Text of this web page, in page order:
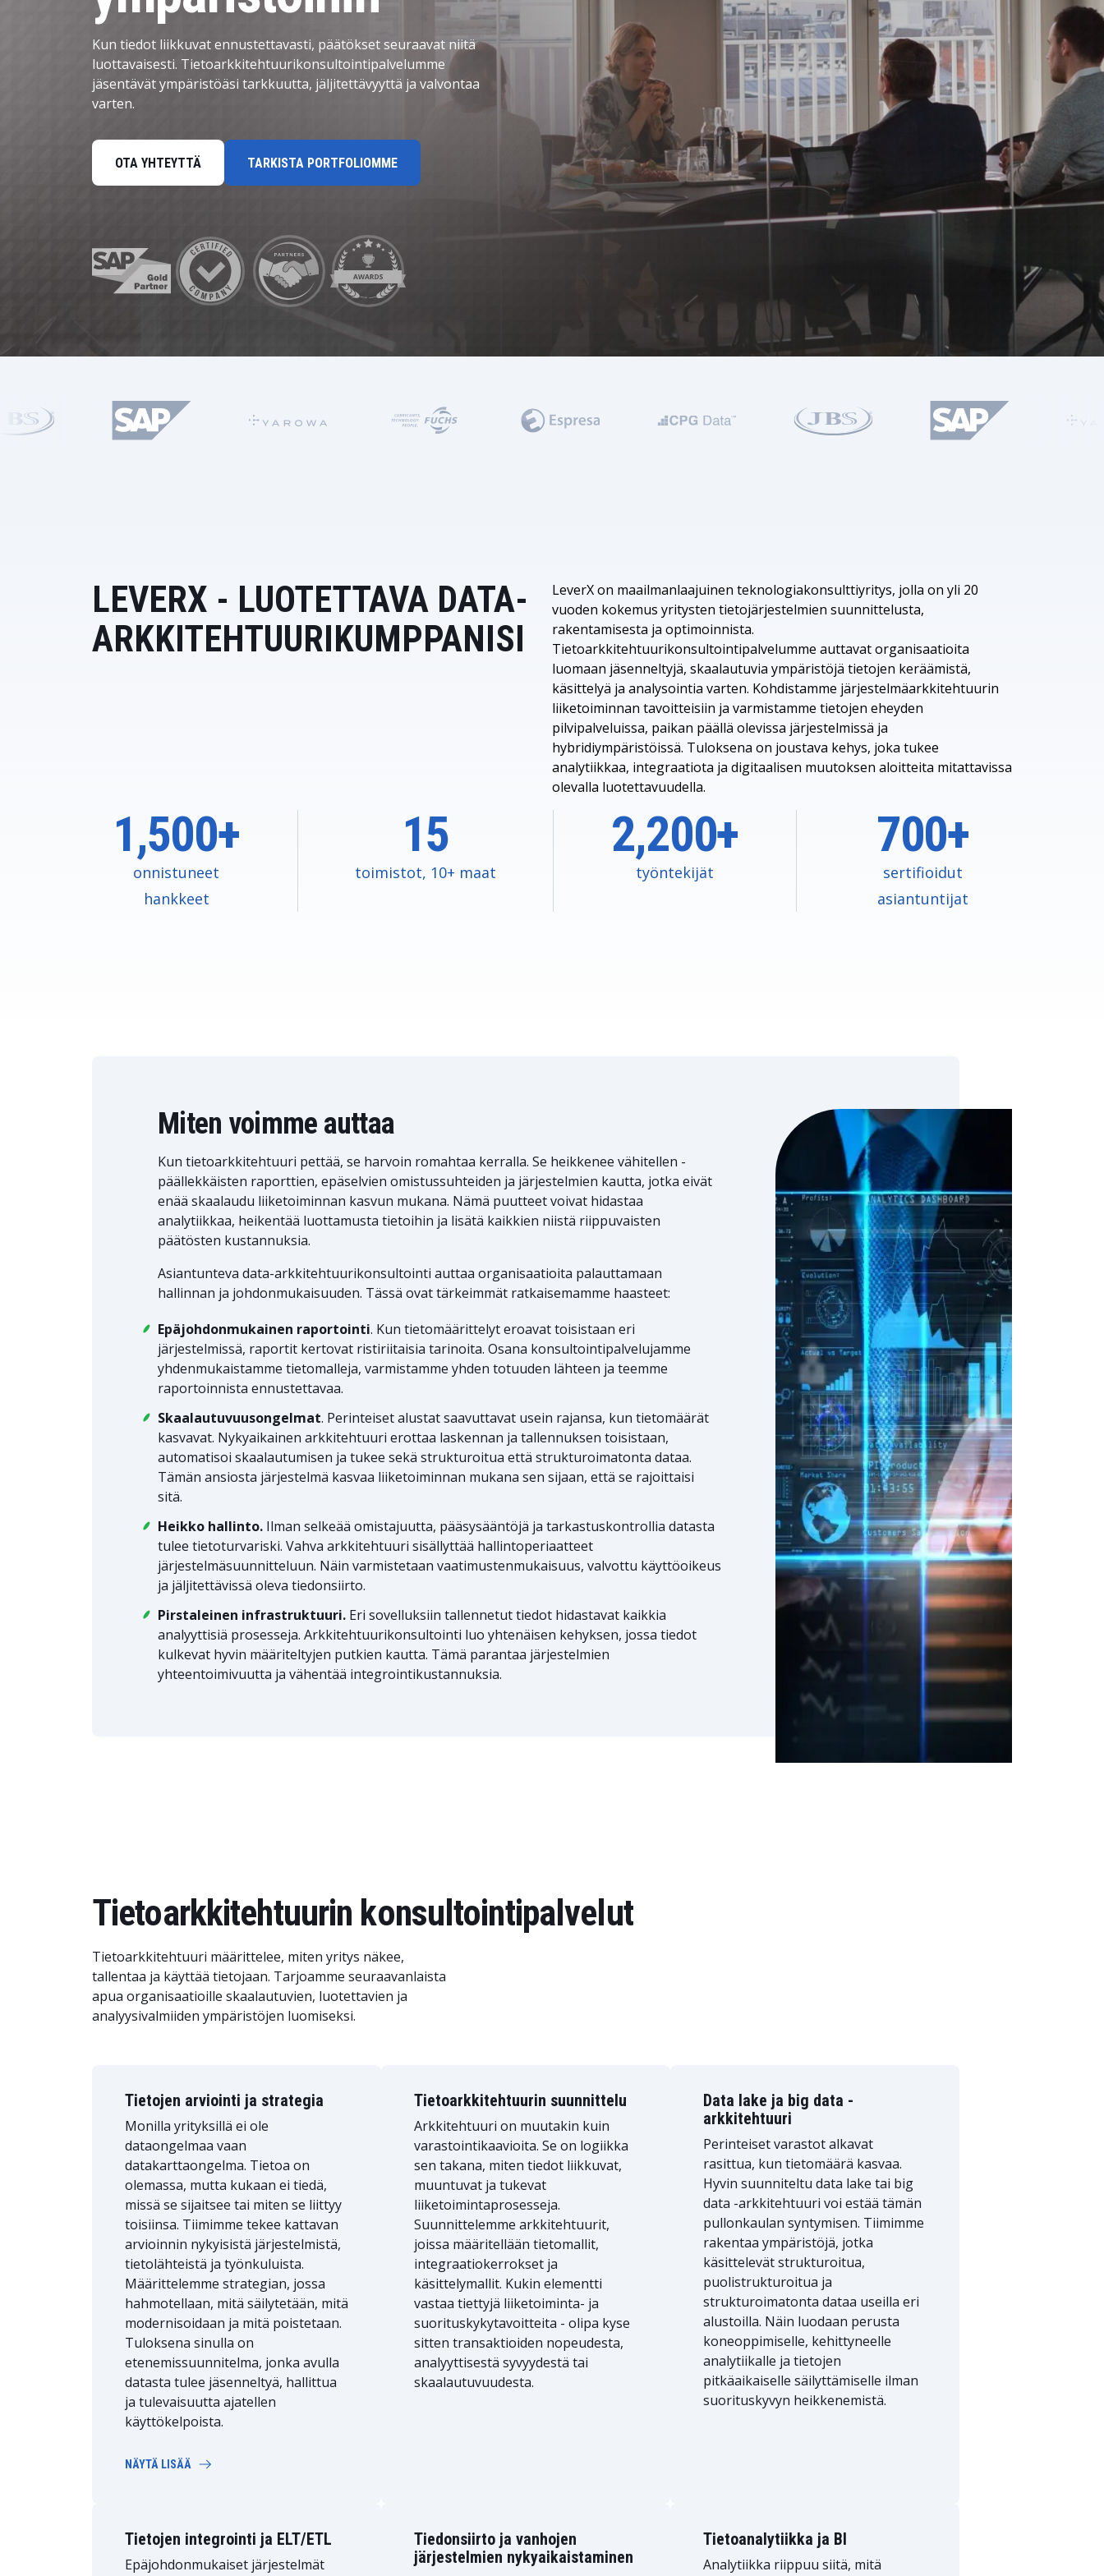
SAP AI Services
SAP AI Core & AI Launchpad
Henkilöstöhallinto
Data ja analytiikka
Kestävän kehityksen ratkaisut
Turvallisuus ja identiteetinhallinta
Kun tiedot liikkuvat ennustettavasti, päätökset seuraavat niitä
luottavaisesti. Tietoarkkitehtuurikonsultointipalvelumme
jäsentävät ympäristöäsi tarkkuutta, jäljitettävyyttä ja valvontaa
varten.
OTA YHTEYTTÄ TARKISTA PORTFOLIOMME
LEVERX - LUOTETTAVA DATA-
ARKKITEHTUURIKUMPPANISI
LeverX on maailmanlaajuinen teknologiakonsulttiyritys, jolla on yli 20
vuoden kokemus yritysten tietojärjestelmien suunnittelusta,
rakentamisesta ja optimoinnista.
Tietoarkkitehtuurikonsultointipalvelumme auttavat organisaatioita
luomaan jäsenneltyjä, skaalautuvia ympäristöjä tietojen keräämistä,
käsittelyä ja analysointia varten. Kohdistamme järjestelmäarkkitehtuurin
liiketoiminnan tavoitteisiin ja varmistamme tietojen eheyden
pilvipalveluissa, paikan päällä olevissa järjestelmissä ja
hybridiympäristöissä. Tuloksena on joustava kehys, joka tukee
analytiikkaa, integraatiota ja digitaalisen muutoksen aloitteita mitattavissa
olevalla luotettavuudella.
1,500+
onnistuneet
hankkeet
15
toimistot, 10+ maat
2,200+
työntekijät
700+
sertifioidut
asiantuntijat
Miten voimme auttaa
Kun tietoarkkitehtuuri pettää, se harvoin romahtaa kerralla. Se heikkenee vähitellen -
päällekkäisten raporttien, epäselvien omistussuhteiden ja järjestelmien kautta, jotka eivät
enää skaalaudu liiketoiminnan kasvun mukana. Nämä puutteet voivat hidastaa
analytiikkaa, heikentää luottamusta tietoihin ja lisätä kaikkien niistä riippuvaisten
päätösten kustannuksia.
Asiantunteva data-arkkitehtuurikonsultointi auttaa organisaatioita palauttamaan
hallinnan ja johdonmukaisuuden. Tässä ovat tärkeimmät ratkaisemamme haasteet:
Epäjohdonmukainen raportointi. Kun tietomäärittelyt eroavat toisistaan eri
järjestelmissä, raportit kertovat ristiriitaisia tarinoita. Osana konsultointipalvelujamme
yhdenmukaistamme tietomalleja, varmistamme yhden totuuden lähteen ja teemme
raportoinnista ennustettavaa.
Skaalautuvuusongelmat. Perinteiset alustat saavuttavat usein rajansa, kun tietomäärät
kasvavat. Nykyaikainen arkkitehtuuri erottaa laskennan ja tallennuksen toisistaan,
automatisoi skaalautumisen ja tukee sekä strukturoitua että strukturoimatonta dataa.
Tämän ansiosta järjestelmä kasvaa liiketoiminnan mukana sen sijaan, että se rajoittaisi
sitä.
Heikko hallinto. Ilman selkeää omistajuutta, pääsysääntöjä ja tarkastuskontrollia datasta
tulee tietoturvariski. Vahva arkkitehtuuri sisällyttää hallintoperiaatteet
järjestelmäsuunnitteluun. Näin varmistetaan vaatimustenmukaisuus, valvottu käyttöoikeus
ja jäljitettävissä oleva tiedonsiirto.
Pirstaleinen infrastruktuuri. Eri sovelluksiin tallennetut tiedot hidastavat kaikkia
analyyttisiä prosesseja. Arkkitehtuurikonsultointi luo yhtenäisen kehyksen, jossa tiedot
kulkevat hyvin määriteltyjen putkien kautta. Tämä parantaa järjestelmien
yhteentoimivuutta ja vähentää integrointikustannuksia.
Tietoarkkitehtuurin konsultointipalvelut
Tietoarkkitehtuuri määrittelee, miten yritys näkee,
tallentaa ja käyttää tietojaan. Tarjoamme seuraavanlaista
apua organisaatioille skaalautuvien, luotettavien ja
analyysivalmiiden ympäristöjen luomiseksi.
Tietojen arviointi ja strategia
Monilla yrityksillä ei ole
dataongelmaa vaan
datakarttaongelma. Tietoa on
olemassa, mutta kukaan ei tiedä,
missä se sijaitsee tai miten se liittyy
toisiinsa. Tiimimme tekee kattavan
arvioinnin nykyisistä järjestelmistä,
tietolähteistä ja työnkuluista.
Määrittelemme strategian, jossa
hahmotellaan, mitä säilytetään, mitä
modernisoidaan ja mitä poistetaan.
Tuloksena sinulla on
etenemissuunnitelma, jonka avulla
datasta tulee jäsenneltyä, hallittua
ja tulevaisuutta ajatellen
käyttökelpoista.
NÄYTÄ LISÄÄ
Tietoarkkitehtuurin suunnittelu
Arkkitehtuuri on muutakin kuin
varastointikaavioita. Se on logiikka
sen takana, miten tiedot liikkuvat,
muuntuvat ja tukevat
liiketoimintaprosesseja.
Suunnittelemme arkkitehtuurit,
joissa määritellään tietomallit,
integraatiokerrokset ja
käsittelymallit. Kukin elementti
vastaa tiettyjä liiketoiminta- ja
suorituskykytavoitteita - olipa kyse
sitten transaktioiden nopeudesta,
analyyttisestä syvyydestä tai
skaalautuvuudesta.
Data lake ja big data -
arkkitehtuuri
Perinteiset varastot alkavat
rasittua, kun tietomäärä kasvaa.
Hyvin suunniteltu data lake tai big
data -arkkitehtuuri voi estää tämän
pullonkaulan syntymisen. Tiimimme
rakentaa ympäristöjä, jotka
käsittelevät strukturoitua,
puolistrukturoitua ja
strukturoimatonta dataa useilla eri
alustoilla. Näin luodaan perusta
koneoppimiselle, kehittyneelle
analytiikalle ja tietojen
pitkäaikaiselle säilyttämiselle ilman
suorituskyvyn heikkenemistä.
Tietojen integrointi ja ELT/ETL
Epäjohdonmukaiset järjestelmät
Tiedonsiirto ja vanhojen
järjestelmien nykyaikaistaminen
Tietoanalytiikka ja BI
Analytiikka riippuu siitä, mitä